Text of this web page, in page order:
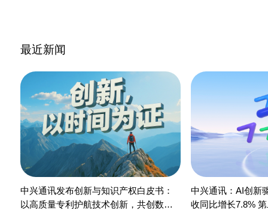
最近新闻
中兴通讯发布创新与知识产权白皮书：
以高质量专利护航技术创新，共创数智
中兴通讯：AI创新
收同比增长7.8%